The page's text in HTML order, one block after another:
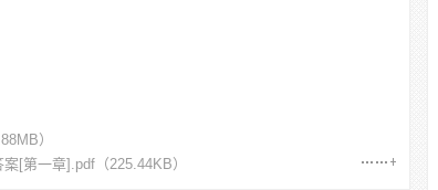
）
案[第一章].pdf （225.44KB）